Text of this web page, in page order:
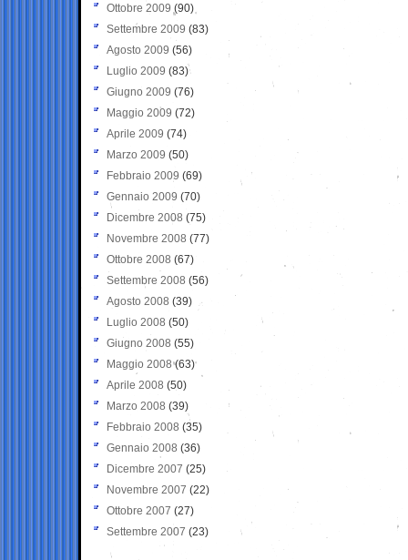
Ottobre 2009 (90)
Settembre 2009 (83)
Agosto 2009 (56)
Luglio 2009 (83)
Giugno 2009 (76)
Maggio 2009 (72)
Aprile 2009 (74)
Marzo 2009 (50)
Febbraio 2009 (69)
Gennaio 2009 (70)
Dicembre 2008 (75)
Novembre 2008 (77)
Ottobre 2008 (67)
Settembre 2008 (56)
Agosto 2008 (39)
Luglio 2008 (50)
Giugno 2008 (55)
Maggio 2008(63)
Aprile 2008 (50)
Marzo 2008 (39)
Febbraio 2008 (35)
Gennaio 2008 (36)
Dicembre 2007 (25)
Novembre 2007 (22)
Ottobre 2007 (27)
Settembre 2007 (23)